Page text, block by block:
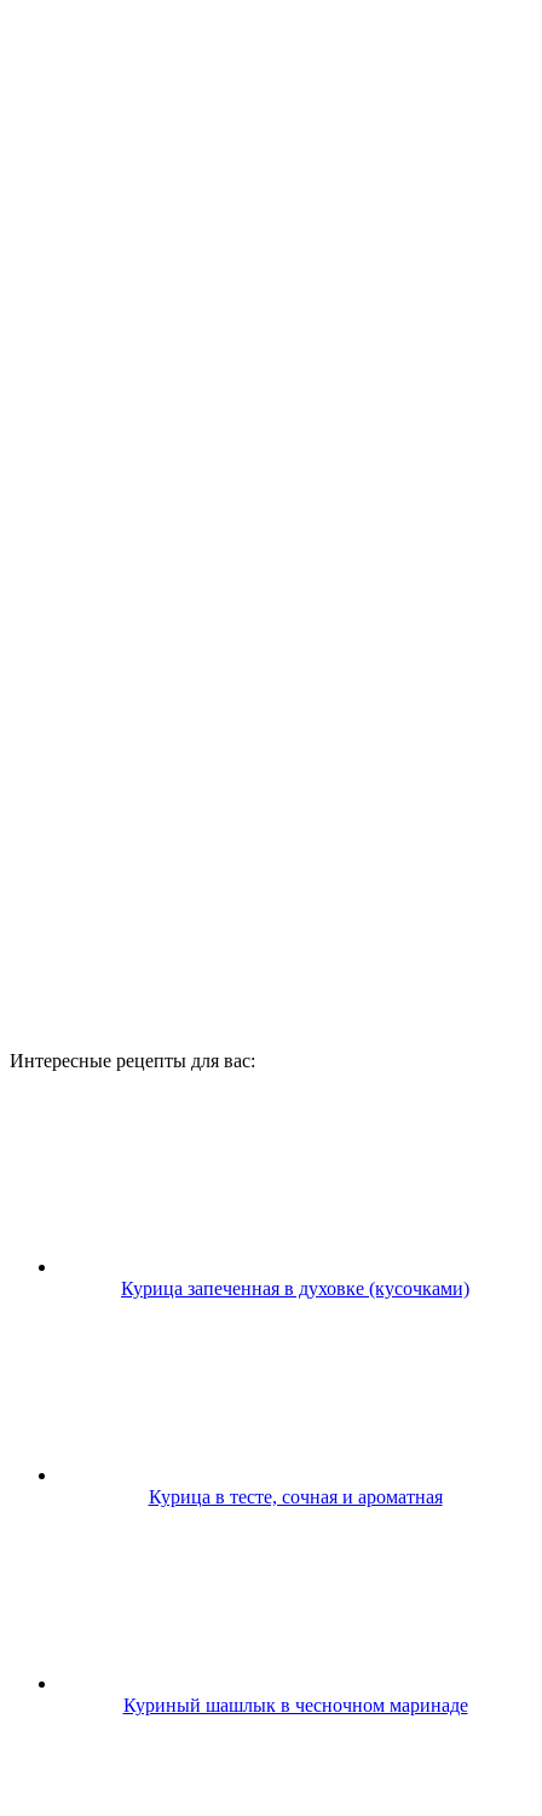
Интересные рецепты для вас:
Курица запеченная в духовке (кусочками)
Курица в тесте, сочная и ароматная
Куриный шашлык в чесночном маринаде